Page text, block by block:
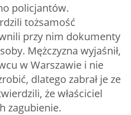
policjantów.
tożsamość
przy nim dokumenty
Mężczyzna wyjaśnił,
w Warszawie i nie
dlatego zabrał je ze
że właściciel
zagubienie.